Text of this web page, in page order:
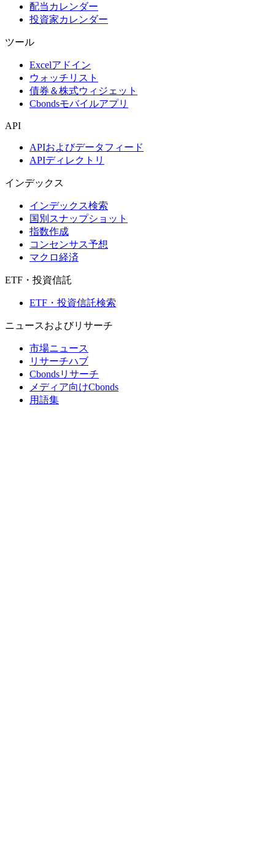
配当カレンダー
投資家カレンダー
ツール
Excelアドイン
ウォッチリスト
債券＆株式ウィジェット
Cbondsモバイルアプリ
API
APIおよびデータフィード
APIディレクトリ
インデックス
インデックス検索
国別スナップショット
指数作成
コンセンサス予想
マクロ経済
ETF・投資信託
ETF・投資信託検索
ニュースおよびリサーチ
市場ニュース
リサーチハブ
Cbondsリサーチ
メディア向けCbonds
用語集